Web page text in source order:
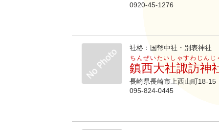
0920-45-1276
社格：国幣中社・別表神社
鎮西大社諏訪神
ちんぜいたいしゃすわじんじ
長崎県長崎市上西山町18-15
095-824-0445